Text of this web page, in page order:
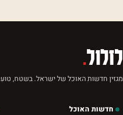
לזלול.
מגזין חדשות האוכל של ישראל. בשטח,
חדשות האוכל